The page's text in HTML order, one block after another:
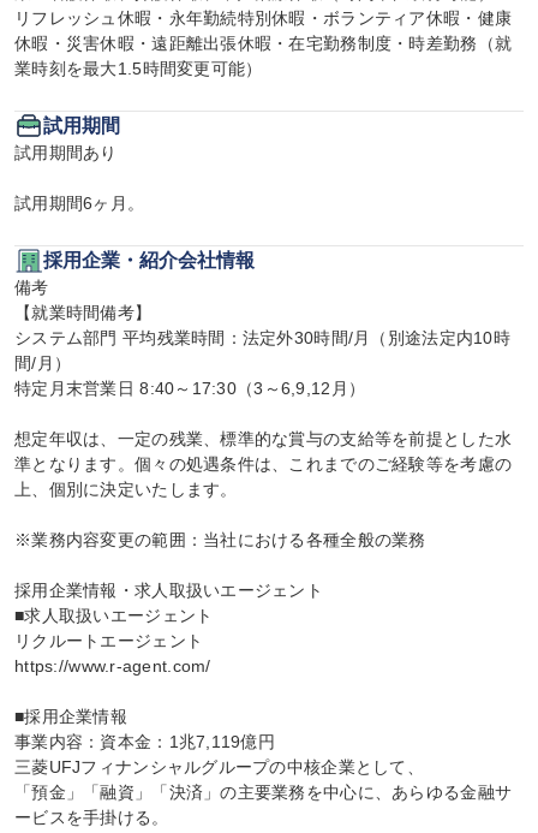
リフレッシュ休暇・永年勤続特別休暇・ボランティア休暇・健康
休暇・災害休暇・遠距離出張休暇・在宅勤務制度・時差勤務（就
業時刻を最大1.5時間変更可能）
試用期間
試用期間あり
試用期間6ヶ月。
採用企業・紹介会社情報
備考
【就業時間備考】
システム部門 平均残業時間：法定外30時間/月（別途法定内10時
間/月）
特定月末営業日 8:40～17:30（3～6,9,12月）
想定年収は、一定の残業、標準的な賞与の支給等を前提とした水
準となります。個々の処遇条件は、これまでのご経験等を考慮の
上、個別に決定いたします。
※業務内容変更の範囲：当社における各種全般の業務
採用企業情報・求人取扱いエージェント
■求人取扱いエージェント
リクルートエージェント
https://www.r-agent.com/
■採用企業情報
事業内容：資本金：1兆7,119億円
三菱UFJフィナンシャルグループの中核企業として、
「預金」「融資」「決済」の主要業務を中心に、あらゆる金融サ
ービスを手掛ける。